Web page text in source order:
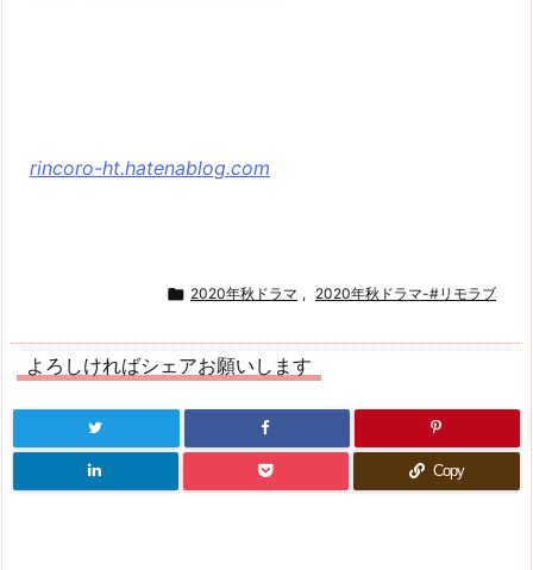
rincoro-ht.hatenablog.com
 2020年秋ドラマ , 2020年秋ドラマ-#リモラブ
よろしければシェアお願いします
Copy